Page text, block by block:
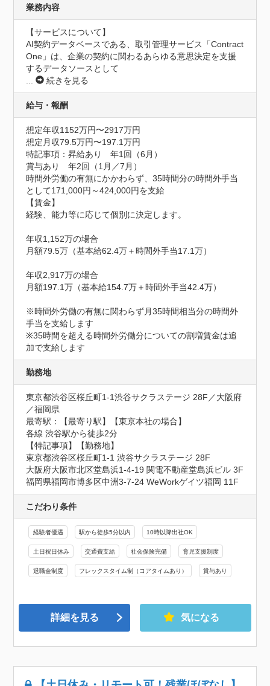
業務内容
【サービスについて】
AI契約データベースである、取引管理サービス「Contract
One」は、企業の契約に関わるあらゆる意思決定を支援
するデータソースとして
...
続きを見る
給与・報酬
想定年収1152万円〜2917万円
想定月収79.5万円〜197.1万円
特記事項：昇給あり　年1回（6月）
賞与あり　年2回（1月／7月）
時間外労働の有無にかかわらず、35時間分の時間外手当
として171,000円～424,000円を支給
【賃金】
経験、能力等に応じて個別に決定します。
年収1,152万の場合
月額79.5万（基本給62.4万＋時間外手当17.1万）
年収2,917万の場合
月額197.1万（基本給154.7万＋時間外手当42.4万）
※時間外労働の有無に関わらず月35時間相当分の時間外
手当を支給します
※35時間を超える時間外労働分についての割増賃金は追
加で支給します
勤務地
東京都渋谷区桜丘町1-1渋谷サクラステージ 28F／大阪府
／福岡県
最寄駅：【最寄り駅】【東京本社の場合】
各線 渋谷駅から徒歩2分
【特記事項】【勤務地】
東京都渋谷区桜丘町1-1 渋谷サクラステージ 28F
大阪府大阪市北区堂島浜1-4-19 関電不動産堂島浜ビル 3F
福岡県福岡市博多区中洲3-7-24 WeWorkゲイツ福岡 11F
こだわり条件
経験者優遇 駅から徒歩5分以内 10時以降出社OK
土日祝日休み 交通費支給 社会保険完備 育児支援制度
退職金制度 フレックスタイム制（コアタイムあり） 賞与あり
詳細を見る 気になる